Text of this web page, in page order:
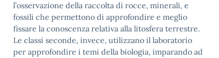
l’osservazione della raccolta di rocce, minerali, e
fossili che permettono di approfondire e meglio
fissare la conoscenza relativa alla litosfera terrestre.
Le classi seconde, invece, utilizzano il laboratorio
per approfondire i temi della biologia, imparando ad